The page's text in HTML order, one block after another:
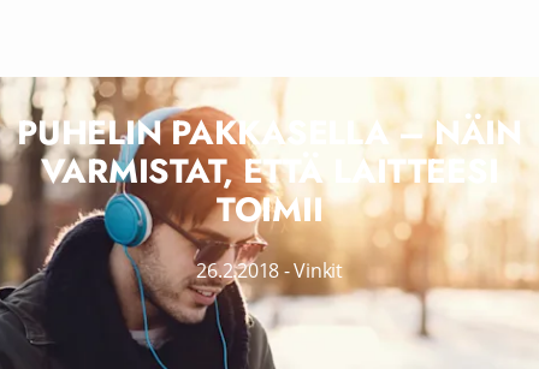
PUHELIN PAKKASELLA – NÄIN
VARMISTAT, ETTÄ LAITTEESI
TOIMII
26.2.2018-Vinkit